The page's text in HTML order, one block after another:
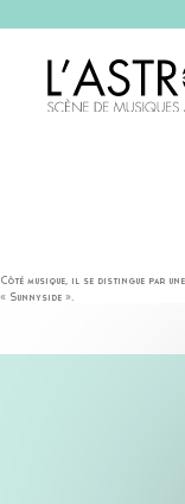
Côté musique, il se distingue par
« Sunnyside ».